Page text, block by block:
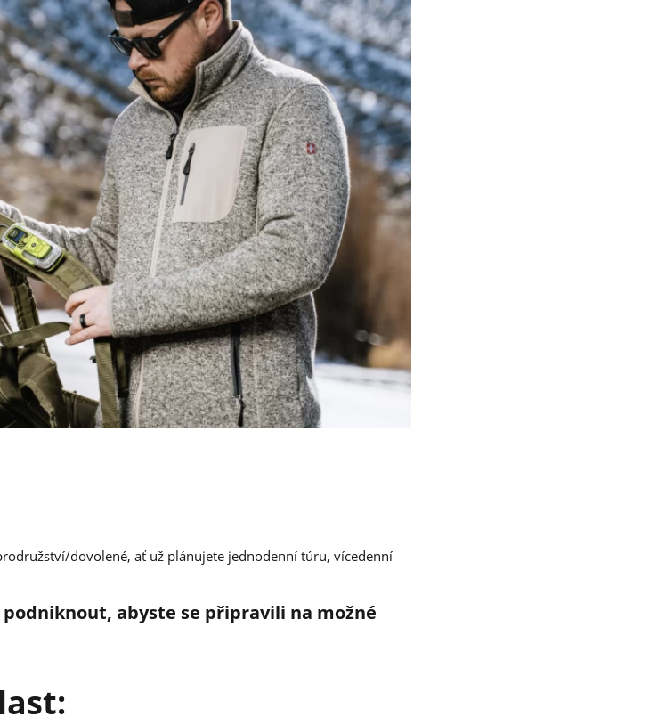
dovolené, ať už plánujete jednodenní túru, vícedenní
abyste se připravili na možné